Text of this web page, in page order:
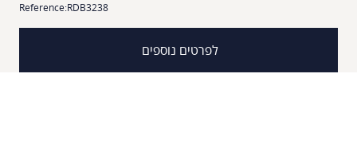
Reference:
לפרטים נוספים